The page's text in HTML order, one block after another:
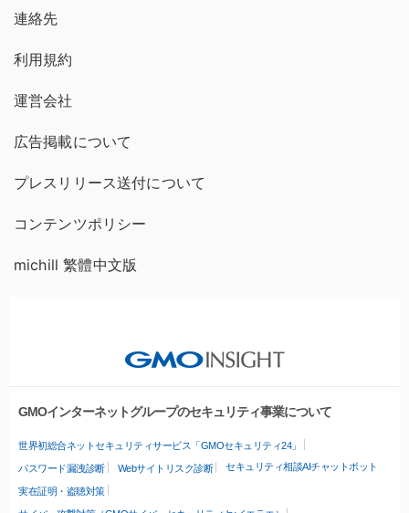
連絡先
利用規約
運営会社
広告掲載について
プレスリリース送付について
コンテンツポリシー
michill 繁體中文版
GMOインターネットグループのセキュリティ事業について
世界初総合ネットセキュリティサービス「GMOセキュリティ24」
パスワード漏洩診断 Webサイトリスク診断 セキュリティ相談AIチャットボット
実在証明・盗聴対策